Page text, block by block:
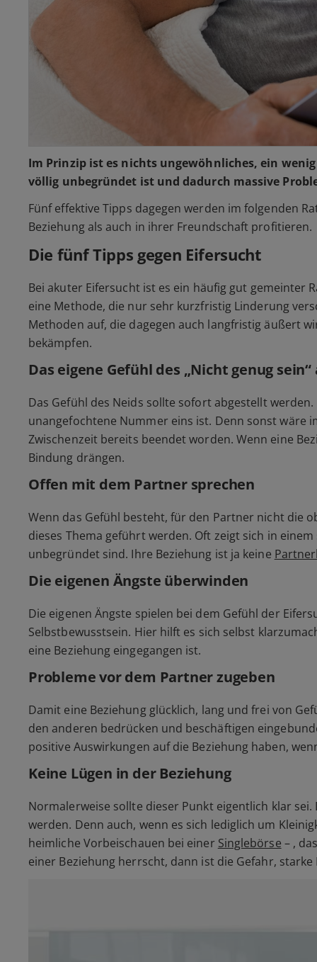
Im Prinzip ist es nichts ungewöhnliches, ein
völlig unbegründet ist und dadurch massive
Fünf effektive Tipps dagegen werden im folgenden
Beziehung als auch in ihrer Freundschaft profitieren.
Die fünf Tipps gegen Eifersucht
Bei akuter Eifersucht ist es ein häufig gut gemeinter
eine Methode, die nur sehr kurzfristig Linderung
Methoden auf, die dagegen auch langfristig äußert
bekämpfen.
Das eigene Gefühl des „Nicht genug sein“
Das Gefühl des Neids sollte sofort abgestellt
unangefochtene Nummer eins ist. Denn sonst wäre
Zwischenzeit bereits beendet worden. Wenn eine
Bindung drängen.
Offen mit dem Partner sprechen
Wenn das Gefühl besteht, für den Partner nicht die
dieses Thema geführt werden. Oft zeigt sich in
unbegründet sind. Ihre Beziehung ist ja keine
Die eigenen Ängste überwinden
Die eigenen Ängste spielen bei dem Gefühl der
Selbstbewusstsein. Hier hilft es sich selbst
eine Beziehung eingegangen ist.
Probleme vor dem Partner zugeben
Damit eine Beziehung glücklich, lang und frei von
den anderen bedrücken und beschäftigen
positive Auswirkungen auf die Beziehung haben,
Keine Lügen in der Beziehung
Normalerweise sollte dieser Punkt eigentlich klar
werden. Denn auch, wenn es sich lediglich um
heimliche Vorbeischauen bei einer Singlebörse – ,
einer Beziehung herrscht, dann ist die Gefahr,